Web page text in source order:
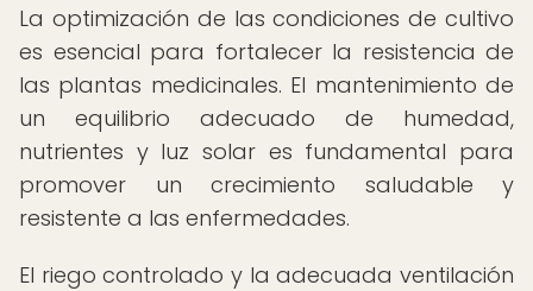
La optimización de las condiciones de cultivo
es esencial para fortalecer la resistencia de
las plantas medicinales. El mantenimiento de
un equilibrio adecuado de humedad,
nutrientes y luz solar es fundamental para
promover un crecimiento saludable y
resistente a las enfermedades.
El riego controlado y la adecuada ventilación